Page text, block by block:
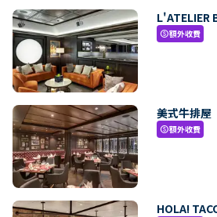
L'ATELIER
paid額外收費
美式牛排屋
paid額外收費
HOLA!